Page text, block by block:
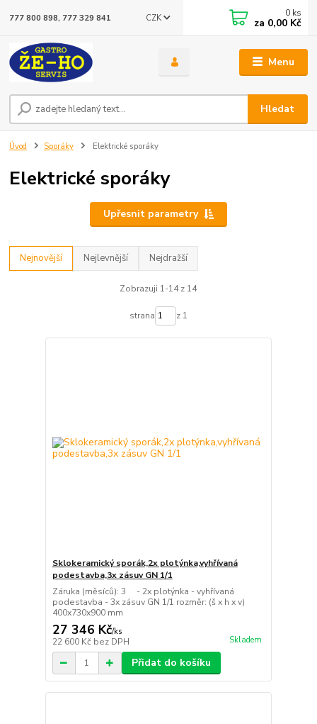
Menu
CZK
Hledat
777 800 898, 777 329 841 0 ks
za 0,00 Kč
Úvod Sporáky Elektrické sporáky
Elektrické sporáky
Upřesnit parametry
Nejnovější Nejlevnější Nejdražší
Zobrazuji 1-14 z 14
strana z 1
Sklokeramický sporák,2x plotýnka,vyhřívaná
podestavba,3x zásuv GN 1/1
Záruka (měsíců): 3 - 2x plotýnka - vyhřívaná
podestavba - 3x zásuv GN 1/1 rozměr: (š x h x v)
400x730x900 mm
27 346 Kč/ks
22 600 Kč bez DPH Skladem
Přidat do košíku